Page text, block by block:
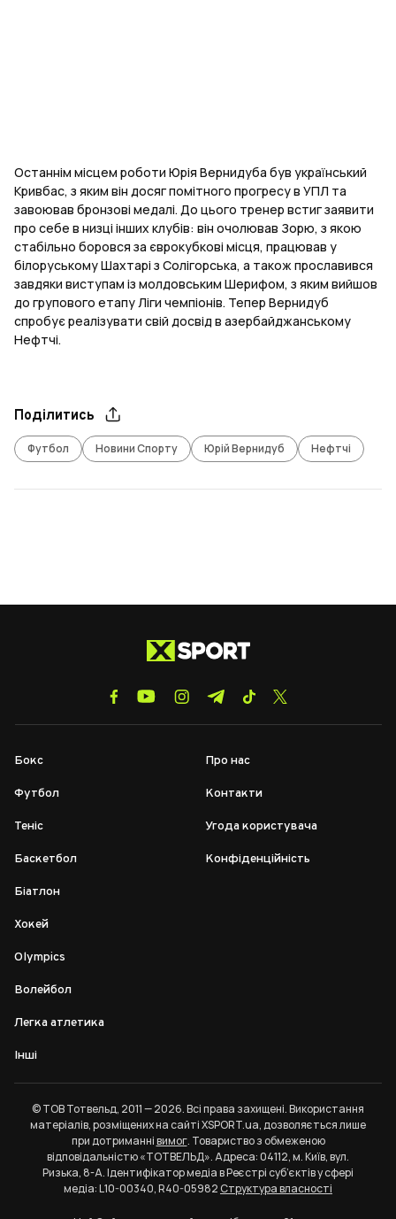
Останнім місцем роботи Юрія Вернидуба був український
Кривбас, з яким він досяг помітного прогресу в УПЛ та
завоював бронзові медалі. До цього тренер встиг заявити
про себе в низці інших клубів: він очолював Зорю, з якою
стабільно боровся за єврокубкові місця, працював у
білоруському Шахтарі з Солігорська, а також прославився
завдяки виступам із молдовським Шерифом, з яким вийшов
до групового етапу Ліги чемпіонів. Тепер Вернидуб
спробує реалізувати свій досвід в азербайджанському
Нефтчі.
Поділитись
Футбол Новини Спорту Юрій Вернидуб Нефтчі
Бокс
Футбол
Теніс
Баскетбол
Біатлон
Хокей
Olympics
Волейбол
Легка атлетика
Інші
Про нас
Контакти
Угода користувача
Конфіденційність
© ТОВ Тотвельд, 2011 — 2026. Всі права захищені. Використання
матеріалів, розміщених на сайті XSPORT.ua, дозволяється лише
при дотриманнівимог. Товариство з обмеженою
відповідальністю «ТОТВЕЛЬД». Адреса: 04112, м. Київ, вул.
Ризька, 8-А. Ідентифікатор медіа в Реєстрі суб’єктів у сфері
медіа: L10-00340, R40-05982Структура власності